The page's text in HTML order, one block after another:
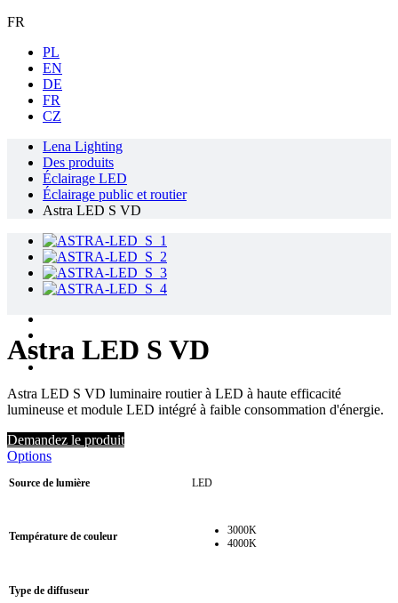
FR
PL
EN
DE
FR
CZ
Lena Lighting
Des produits
Éclairage LED
Éclairage public et routier
Astra LED S VD
Astra LED S VD
Astra LED S VD luminaire routier à LED à haute efficacité
lumineuse et module LED intégré à faible consommation d'énergie.
Demandez le produit
Options
Source de lumière LED
Température de couleur
3000K
4000K
Type de diffuseur